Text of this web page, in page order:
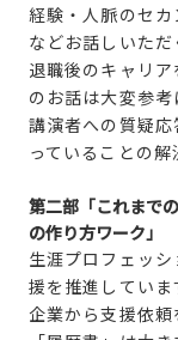
経験・人脈のセ
などお話しいただ
退職後のキャリ
のお話は大変参考
講演者への質疑
っていることの解
第二部「これまで
の作り方ワーク」
生涯プロフェッ
援を推進していま
企業から支援依